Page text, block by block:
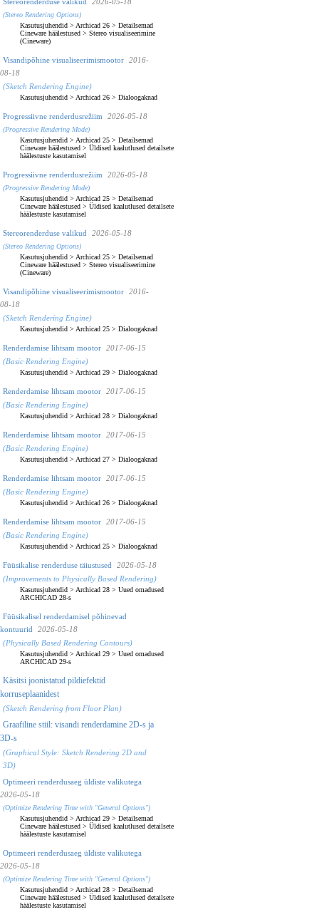
(Stereo Rendering Options)
Kasutusjuhendid > Archicad 26 > Detailsemad
Cineware häälestused > Stereo visualiseerimine
(Cineware)
Visandipõhine visualiseerimismootor
2016-
08-18
(Sketch Rendering Engine)
Kasutusjuhendid > Archicad 26 > Dialoogaknad
Progressiivne renderdusrežiim 2026-05-18
(Progressive Rendering Mode)
Kasutusjuhendid > Archicad 25 > Detailsemad
Cineware häälestused > Üldised kaalutlused detailsete
häälestuste kasutamisel
Progressiivne renderdusrežiim 2026-05-18
(Progressive Rendering Mode)
Kasutusjuhendid > Archicad 25 > Detailsemad
Cineware häälestused > Üldised kaalutlused detailsete
häälestuste kasutamisel
Stereorenderduse valikud 2026-05-18
(Stereo Rendering Options)
Kasutusjuhendid > Archicad 25 > Detailsemad
Cineware häälestused > Stereo visualiseerimine
(Cineware)
Visandipõhine visualiseerimismootor
2016-
08-18
(Sketch Rendering Engine)
Kasutusjuhendid > Archicad 25 > Dialoogaknad
Renderdamise lihtsam mootor
2017-06-15
(Basic Rendering Engine)
Kasutusjuhendid > Archicad 29 > Dialoogaknad
Renderdamise lihtsam mootor
2017-06-15
(Basic Rendering Engine)
Kasutusjuhendid > Archicad 28 > Dialoogaknad
Renderdamise lihtsam mootor
2017-06-15
(Basic Rendering Engine)
Kasutusjuhendid > Archicad 27 > Dialoogaknad
Renderdamise lihtsam mootor
2017-06-15
(Basic Rendering Engine)
Kasutusjuhendid > Archicad 26 > Dialoogaknad
Renderdamise lihtsam mootor
2017-06-15
(Basic Rendering Engine)
Kasutusjuhendid > Archicad 25 > Dialoogaknad
Füüsikalise renderduse täiustused
2026-05-18
(Improvements to Physically Based Rendering)
Kasutusjuhendid > Archicad 28 > Uued omadused
ARCHICAD 28-s
Füüsikalisel renderdamisel põhinevad
kontuurid
2026-05-18
(Physically Based Rendering Contours)
Kasutusjuhendid > Archicad 29 > Uued omadused
ARCHICAD 29-s
Käsitsi joonistatud pildiefektid
korruseplaanidest
(Sketch Rendering from Floor Plan)
Graafiline stiil: visandi renderdamine 2D-s ja
3D-s
(Graphical Style: Sketch Rendering 2D and
3D)
Optimeeri renderdusaeg üldiste valikutega
2026-05-18
(Optimize Rendering Time with "General Options")
Kasutusjuhendid > Archicad 29 > Detailsemad
Cineware häälestused > Üldised kaalutlused detailsete
häälestuste kasutamisel
Optimeeri renderdusaeg üldiste valikutega
2026-05-18
(Optimize Rendering Time with "General Options")
Kasutusjuhendid > Archicad 28 > Detailsemad
Cineware häälestused > Üldised kaalutlused detailsete
häälestuste kasutamisel